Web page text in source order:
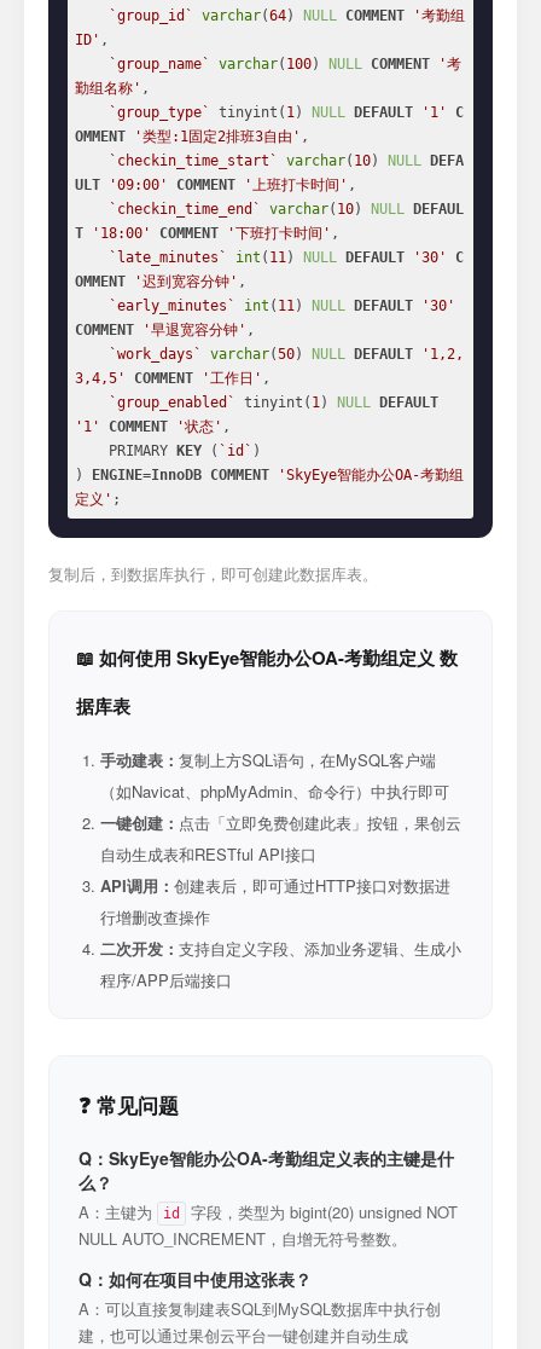
`group_id` varchar(64) NULL COMMENT
'考勤组
ID' ,
`group_name`
varchar( 100) NULL COMMENT
'考
勤组名称' ,
`group_type`
tinyint( 1) NULL DEFAULT '1'
C
OMMENT
'类型:1固定2排班3自由' ,
`checkin_time_start`
varchar( 10) NULL
DEFA
ULT
'09:00' COMMENT '上班打卡时间' ,
`checkin_time_end`
varchar( 10) NULL
DEFAUL
T
'18:00' COMMENT '下班打卡时间' ,
`late_minutes`
int ( 11) NULL DEFAULT '30'
C
OMMENT
'迟到宽容分钟' ,
`early_minutes`
int ( 11) NULL DEFAULT
'30'
COMMENT
'早退宽容分钟' ,
`work_days`
varchar(50) NULL DEFAULT
'1,2,
3,4,5'
COMMENT '工作日' ,
`group_enabled`
tinyint( 1) NULL
DEFAULT
'1'
COMMENT '状态' ,
    PRIMARY
KEY ( `id` )
)
ENGINE=InnoDB COMMENT
'SkyEye智能办公OA-考勤组
定义' ;
复制后，到数据库执行，即可创建此数据库表。
📖 如何使用 SkyEye智能办公OA-考勤组定义 数
据库表
手动建表： 复制上方SQL语句，在MySQL客户端
（如Navicat、phpMyAdmin、命令行）中执行即可
一键创建： 点击「立即免费创建此表」按钮，果创云
自动生成表和RESTful API接口
API调用： 创建表后，即可通过HTTP接口对数据进
行增删改查操作
二次开发： 支持自定义字段、添加业务逻辑、生成小
程序/APP后端接口
❓ 常见问题
Q：SkyEye智能办公OA-考勤组定义表的主键是什
么？
A：主键为 id
字段，类型为 bigint(20) unsigned NOT
NULL AUTO_INCREMENT，自增无符号整数。
Q：如何在项目中使用这张表？
A：可以直接复制建表SQL到MySQL数据库中执行创
建，也可以通过果创云平台一键创建并自动生成